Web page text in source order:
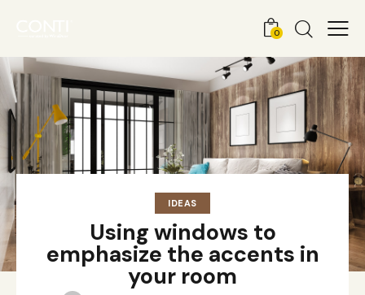
0
IDEAS
Using windows to
emphasize the accents in
your room